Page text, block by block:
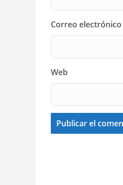
Correo electrónico
Web